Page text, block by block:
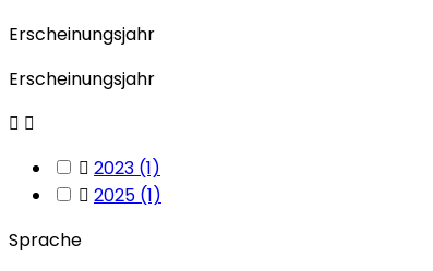
Erscheinungsjahr
Erscheinungsjahr
 
 2023 (1)
 2025 (1)
Sprache